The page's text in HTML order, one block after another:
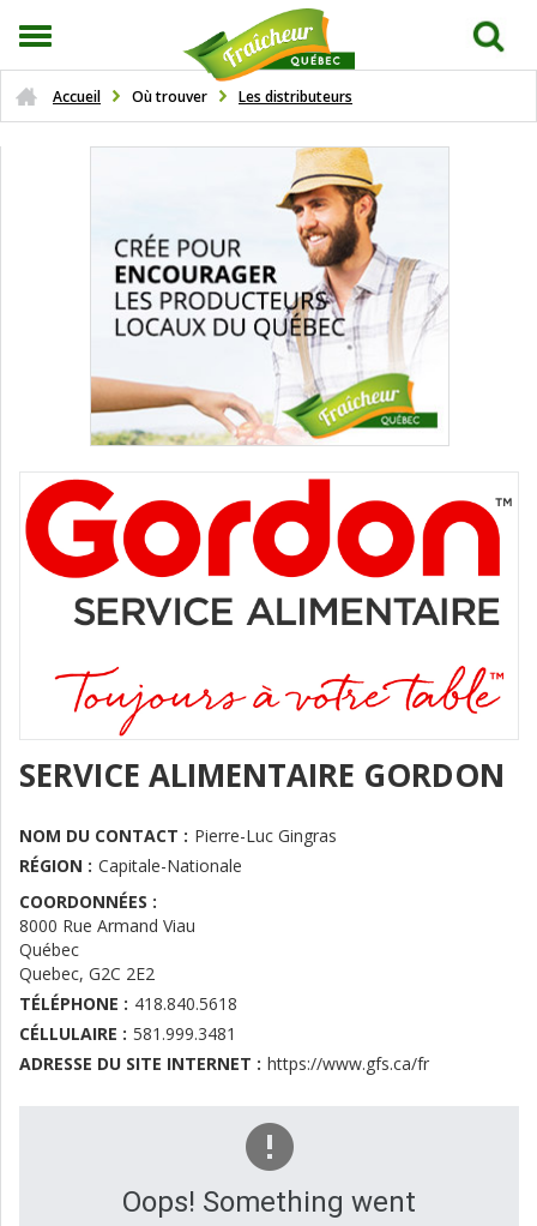
Accueil Où trouver Les distributeurs
SERVICE ALIMENTAIRE GORDON
NOM DU CONTACT : Pierre-Luc Gingras
RÉGION : Capitale-Nationale
COORDONNÉES :
8000 Rue Armand Viau
Québec
Quebec, G2C 2E2
TÉLÉPHONE : 418.840.5618
CÉLLULAIRE : 581.999.3481
ADRESSE DU SITE INTERNET : https://www.gfs.ca/fr
Oops! Something went